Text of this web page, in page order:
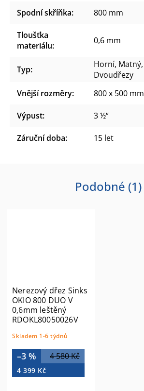
Spodní skříňka: 800 mm
Tloušťka
materiálu: 0,6 mm
Typ:
Horní, Matný,
Dvoudřezy
Vnější rozměry: 800 x 500 mm
Výpust: 3 ½“
Záruční doba: 15 let
Podobné (1)
Nerezový dřez Sinks
OKIO 800 DUO V
0,6mm leštěný
RDOKL80050026V
Skladem 1-6 týdnů
4 580 Kč
–3 %
4 399 Kč